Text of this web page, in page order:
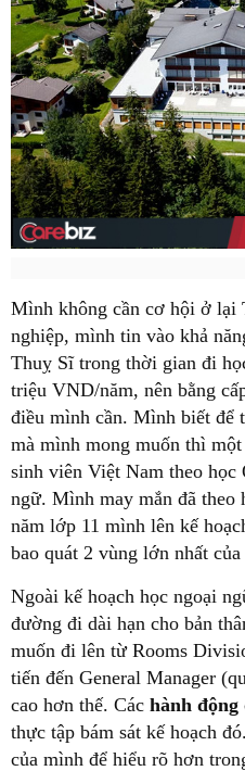
Mình không cần cơ hội ở lại
nghiệp, mình tin vào khả
Thuỵ Sĩ trong thời gian đi
triệu VND/năm, nên bằng
điều mình cần. Mình biết
mà mình mong muốn thì
sinh viên Việt Nam theo học
ngữ. Mình may mắn đã theo
năm lớp 11 mình lên kế
bao quát 2 vùng lớn nhất
Ngoài kế hoạch học ngoại
đường đi dài hạn cho bản
muốn đi lên từ Rooms
tiến đến General Manager
cao hơn thế. Các hành động
thực tập bám sát kế hoạch
của mình để hiểu rõ hơn